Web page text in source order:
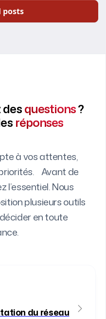
posts
questions?
réponses
à vos attentes,
Avant de
l’essentiel. Nous
plusieurs outils
en toute
du réseau